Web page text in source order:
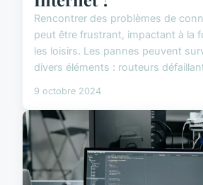
Rencontrer des problèmes de
peut être frustrant, impactant à la
les loisirs. Les pannes peuvent
divers éléments : routeurs
9 octobre 2024